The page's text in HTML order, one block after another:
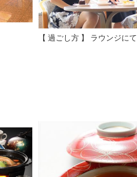
【 過ごし方 】 ラウンジにて